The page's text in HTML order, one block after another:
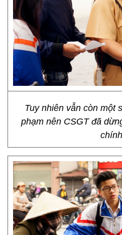
Tuy nhiên vẫn còn một
phạm nên CSGT đã